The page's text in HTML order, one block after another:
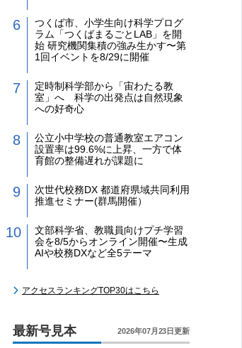
つくば市、小学生向け科学プログ
ラム「つくばまるごとLAB」を開
始 研究機関集積の強み生かす〜第
1回イベントを8/29に開催
定時制科学部から「宙わたる教
室」へ 科学の出発点は自然現象
への好奇心
公立小中学校の普通教室エアコン
設置率は99.6%に上昇、一方で体
育館の整備遅れが課題に
次世代校務DX 都道府県域共同利用
推進セミナー(群馬開催）
文部科学省、教職員向けプチ学習
会を8/5からオンライン開催〜生成
AIや校務DXなど全5テーマ
アクセスランキングTOP30はこちら
最新号見本 2026年07月23日更新